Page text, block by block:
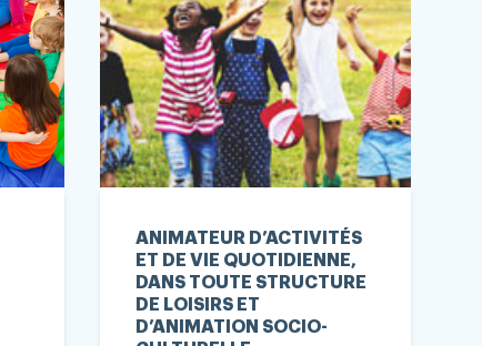
ANIMATEUR D’ACTIVITÉS
ET DE VIE QUOTIDIENNE,
DANS TOUTE STRUCTURE
DE LOISIRS ET
D’ANIMATION SOCIO-